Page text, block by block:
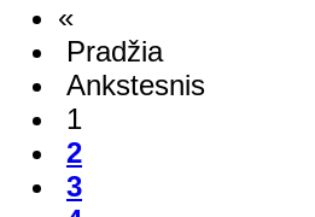
«
Pradžia
Ankstesnis
1
2
3